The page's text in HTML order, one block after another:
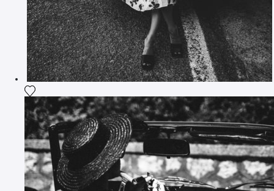
Ajouter la photographie à ma wishlist